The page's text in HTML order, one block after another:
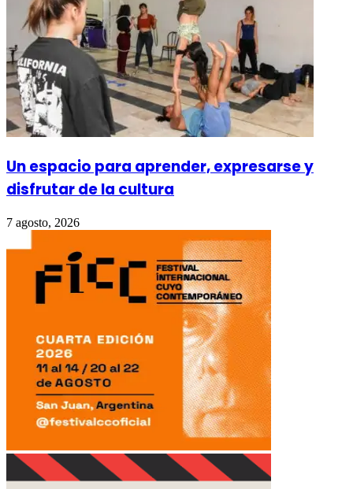
Un espacio para aprender, expresarse y
disfrutar de la cultura
7 agosto, 2026